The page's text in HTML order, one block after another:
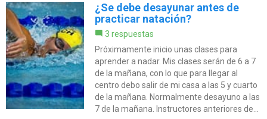
¿Se debe desayunar antes de
practicar natación?
3 respuestas
Próximamente inicio unas clases para
aprender a nadar. Mis clases serán de 6 a 7
de la mañana, con lo que para llegar al
centro debo salir de mi casa a las 5 y cuarto
de la mañana. Normalmente desayuno a las
7 de la mañana. Instructores anteriores de...